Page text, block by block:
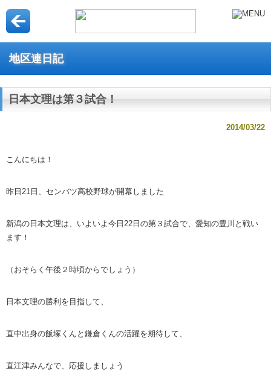
地区連日記
日本文理は第３試合！
2014/03/22
こんにちは！
昨日21日、センバツ高校野球が開幕しました
新潟の日本文理は、いよいよ今日22日の第３試合で、愛知の豊川と戦い
ます！
（おそらく午後２時頃からでしょう）
日本文理の勝利を目指して、
直中出身の飯塚くんと鎌倉くんの活躍を期待して、
直江津みんなで、応援しましょう